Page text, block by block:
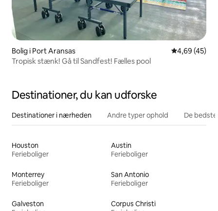
Bolig i Port Aransas 4,69 ud af 5 i
4,69 (45)
Tropisk stænk! Gå til Sandfest! Fælles pool
Destinationer, du kan udforske
Destinationer i nærheden Andre typer ophold De
Houston
Ferieboliger
Austin
Ferieboliger
Monterrey
Ferieboliger
San Antonio
Ferieboliger
Galveston
Corpus Christi